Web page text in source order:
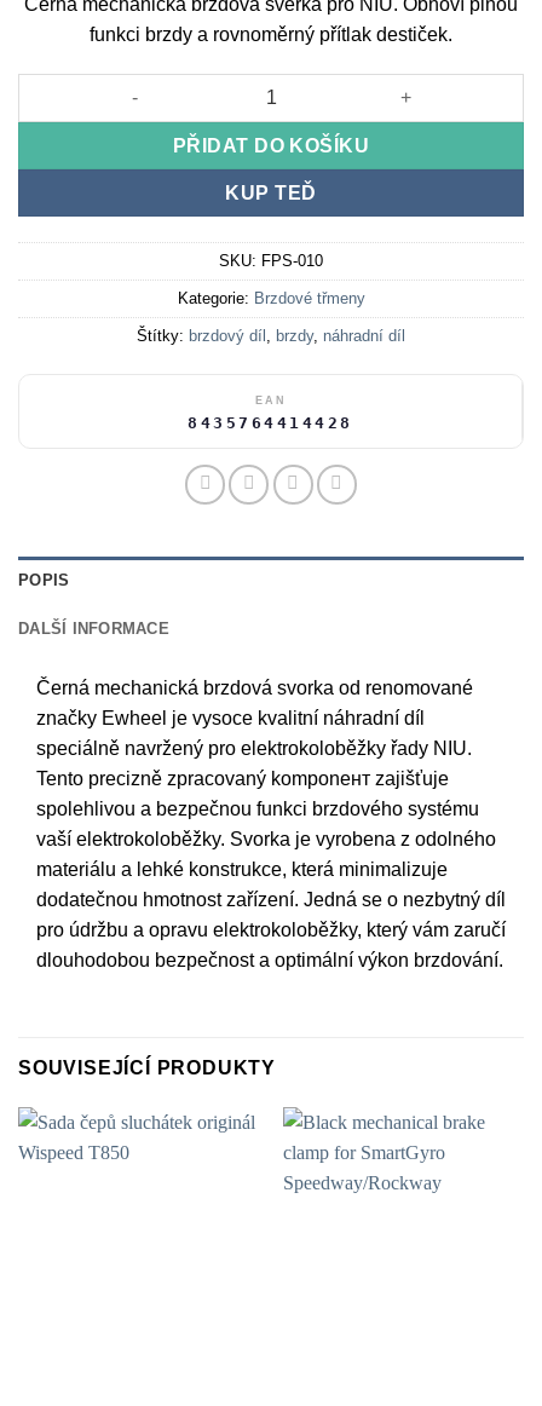
funkci brzdy a rovnoměrný přítlak destiček.
Black mechanical brake clamp for NIU množství
PŘIDAT DO KOŠÍKU
KUP TEĎ
SKU: FPS-010
Kategorie: Brzdové třmeny
Štítky: brzdový díl , brzdy, náhradní díl
EAN
8435764414428
POPIS
DALŠÍ INFORMACE
Černá mechanická brzdová svorka od renomované
značky Ewheel je vysoce kvalitní náhradní díl
speciálně navržený pro elektrokoloběžky řady NIU.
Tento precizně zpracovaný komponент zajišťuje
spolehlivou a bezpečnou funkci brzdového systému
vaší elektrokoloběžky. Svorka je vyrobena z odolného
materiálu a lehké konstrukce, která minimalizuje
dodatečnou hmotnost zařízení. Jedná se o nezbytný díl
pro údržbu a opravu elektrokoloběžky, který vám zaručí
dlouhodobou bezpečnost a optimální výkon brzdování.
SOUVISEJÍCÍ PRODUKTY